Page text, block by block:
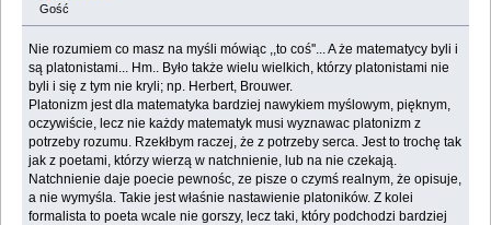
Gość
Nie rozumiem co masz na myśli mówiąc ,,to coś''... A że matematycy byli i
są platonistami... Hm.. Było także wielu wielkich, którzy platonistami nie
byli i się z tym nie kryli; np. Herbert, Brouwer.
Platonizm jest dla matematyka bardziej nawykiem myślowym, pięknym,
oczywiście, lecz nie każdy matematyk musi wyznawac platonizm z
potrzeby rozumu. Rzekłbym raczej, że z potrzeby serca. Jest to trochę tak
jak z poetami, którzy wierzą w natchnienie, lub na nie czekają.
Natchnienie daje poecie pewnośc, ze pisze o czymś realnym, że opisuje,
a nie wymyśla. Takie jest właśnie nastawienie platoników. Z kolei
formalista to poeta wcale nie gorszy, lecz taki, który podchodzi bardziej